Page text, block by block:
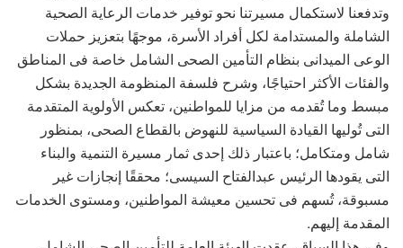
وتدفعنا لاستكمال مسيرتنا نحو توفير خدمات الرعاية الصحية
الشاملة والمستدامة لكل أفراد الأسرة، موجهًا بتعزيز حملات
الوعى الميدانى بنظام التأمين الصحى الشامل خاصة فى المناطق
والفئات الأكثر احتياجًا، وشرح فلسفة المنظومة الجديدة بشكل
مبسط وما تُقدمه من مزايا للمواطنين، تعكس الأولوية المتقدمة
التى تُوليها القيادة السياسية للنهوض بالقطاع الصحى، بمنظور
شامل ومتكامل؛ باعتبار ذلك إحدى ثمار مسيرة التنمية والبناء
التى يقودها الرئيس عبدالفتاح السيسى؛ محققًا إنجازات غير
مسبوقة، تُسهم فى تحسين معيشة المواطنين، ومستوى الخدمات
المقدمة إليهم.